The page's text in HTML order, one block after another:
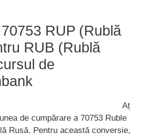
RUP (Rublă
RUB (Rublă
de
Aț
de cumpărare a 70753 Ruble
Rusă. Pentru această conversie,